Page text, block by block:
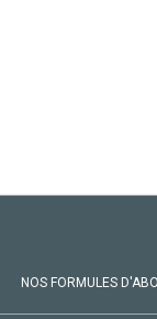
NOS FORMULES